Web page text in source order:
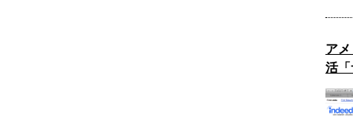
ア
活